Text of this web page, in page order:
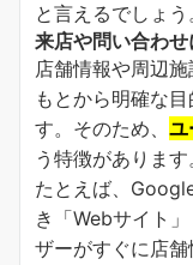
と言えるでしょう
来店や問い合わ
店舗情報や周辺
もとから明確な
す。そのため、 ユ
う特徴があります
たとえば、
き「Webサイト
ザーがすぐに店